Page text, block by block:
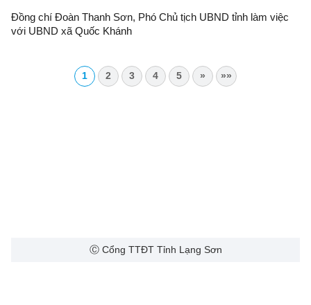
Đồng chí Đoàn Thanh Sơn, Phó Chủ tịch UBND tỉnh làm việc
với UBND xã Quốc Khánh
1 2 3 4 5 » »»
Ⓒ Cổng TTĐT Tỉnh Lạng Sơn